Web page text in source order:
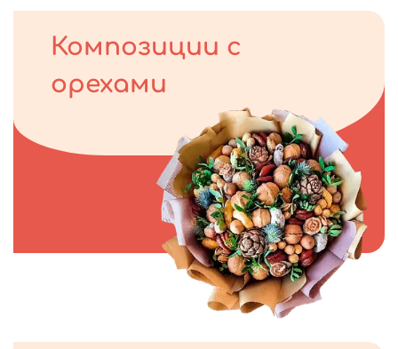
Композиции с
орехами